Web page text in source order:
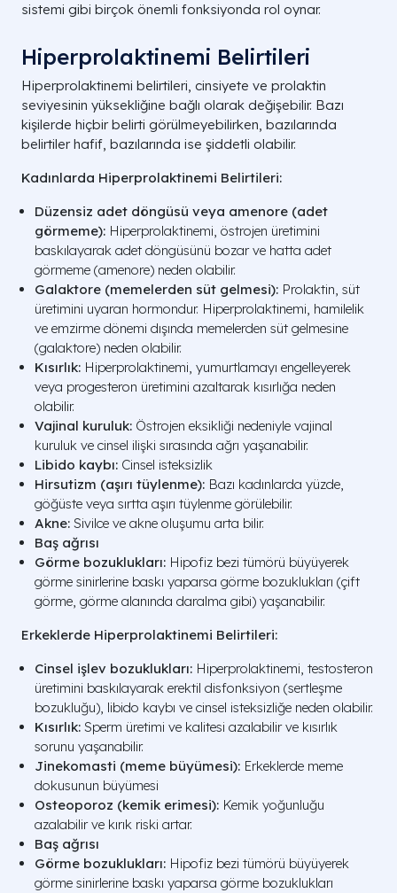
sistemi gibi birçok önemli fonksiyonda rol oynar.
Hiperprolaktinemi Belirtileri
Hiperprolaktinemi belirtileri, cinsiyete ve prolaktin
seviyesinin yüksekliğine bağlı olarak değişebilir. Bazı
kişilerde hiçbir belirti görülmeyebilirken, bazılarında
belirtiler hafif, bazılarında ise şiddetli olabilir.
Kadınlarda Hiperprolaktinemi Belirtileri:
Düzensiz adet döngüsü veya amenore (adet
görmeme): Hiperprolaktinemi, östrojen üretimini
baskılayarak adet döngüsünü bozar ve hatta adet
görmeme (amenore) neden olabilir.
Galaktore (memelerden süt gelmesi): Prolaktin, süt
üretimini uyaran hormondur. Hiperprolaktinemi, hamilelik
ve emzirme dönemi dışında memelerden süt gelmesine
(galaktore) neden olabilir.
Kısırlık: Hiperprolaktinemi, yumurtlamayı engelleyerek
veya progesteron üretimini azaltarak kısırlığa neden
olabilir.
Vajinal kuruluk: Östrojen eksikliği nedeniyle vajinal
kuruluk ve cinsel ilişki sırasında ağrı yaşanabilir.
Libido kaybı: Cinsel isteksizlik
Hirsutizm (aşırı tüylenme): Bazı kadınlarda yüzde,
göğüste veya sırtta aşırı tüylenme görülebilir.
Akne: Sivilce ve akne oluşumu arta bilir.
Baş ağrısı
Görme bozuklukları: Hipofiz bezi tümörü büyüyerek
görme sinirlerine baskı yaparsa görme bozuklukları (çift
görme, görme alanında daralma gibi) yaşanabilir.
Erkeklerde Hiperprolaktinemi Belirtileri:
Cinsel işlev bozuklukları: Hiperprolaktinemi, testosteron
üretimini baskılayarak erektil disfonksiyon (sertleşme
bozukluğu), libido kaybı ve cinsel isteksizliğe neden olabilir.
Kısırlık: Sperm üretimi ve kalitesi azalabilir ve kısırlık
sorunu yaşanabilir.
Jinekomasti (meme büyümesi): Erkeklerde meme
dokusunun büyümesi
Osteoporoz (kemik erimesi): Kemik yoğunluğu
azalabilir ve kırık riski artar.
Baş ağrısı
Görme bozuklukları: Hipofiz bezi tümörü büyüyerek
görme sinirlerine baskı yaparsa görme bozuklukları